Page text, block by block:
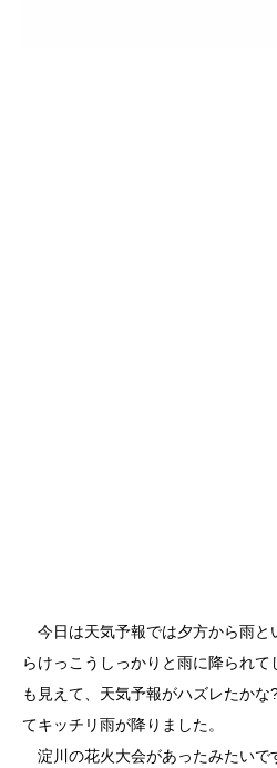
今日は天気予報では夕方から雨と
らけっこうしっかりと雨に降られ
も見えて、天気予報がハズレたか
てキッチリ雨が降りました。
淀川の花火大会があったみたいで